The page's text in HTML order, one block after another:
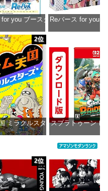
ロライブプロダクション ver.ホロ
for you ブースターパック ホロライ
価格：¥2,980
Reバース for you
オンラインコード版
2位
ミラクルスターズ -Switch
スプラトゥーン レ
2位